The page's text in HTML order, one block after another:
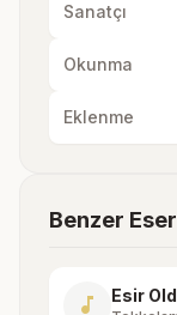
Sanatçı
Okunma
Eklenme
Benzer
music_note Esir